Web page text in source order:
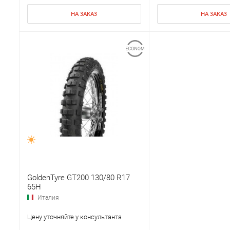
НА ЗАКАЗ НА ЗАКАЗ
GoldenTyre GT200 130/80 R17
65H
Италия
Цену уточняйте у консультанта